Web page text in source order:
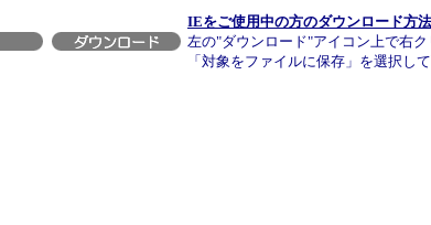
IEをご使用中の方のダウンロード方法
左の"ダウンロード"アイコン上で右ク
「対象をファイルに保存」を選択して